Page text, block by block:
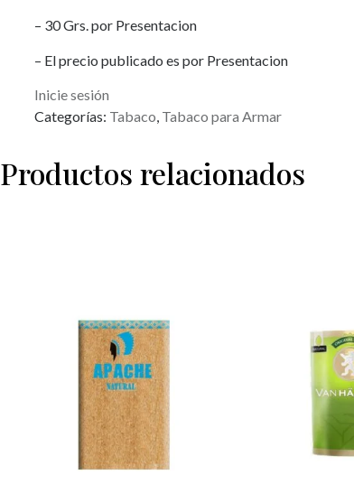
– 30 Grs. por Presentacion
– El precio publicado es por Presentacion
Inicie sesión
Categorías: Tabaco, Tabaco para Armar
Productos relacionados